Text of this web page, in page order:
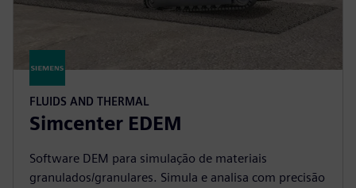
FLUIDS AND THERMAL
Simcenter EDEM
Software DEM para simulação de materiais
granulados/granulares. Simula e analisa com precisão